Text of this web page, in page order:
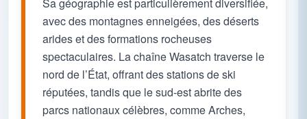
Sa géographie est particulièrement diversifiée,
avec des montagnes enneigées, des déserts
arides et des formations rocheuses
spectaculaires. La chaîne Wasatch traverse le
nord de l’État, offrant des stations de ski
réputées, tandis que le sud-est abrite des
parcs nationaux célèbres, comme Arches,